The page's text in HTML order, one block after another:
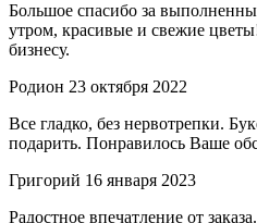
Большое спасибо за
утром, красивые и свежие
бизнесу.
Родион 23 октября 2022
Все гладко, без нервотрепки.
подарить. Понравилось Ваше
Григорий 16 января 2023
Радостное впечатление от